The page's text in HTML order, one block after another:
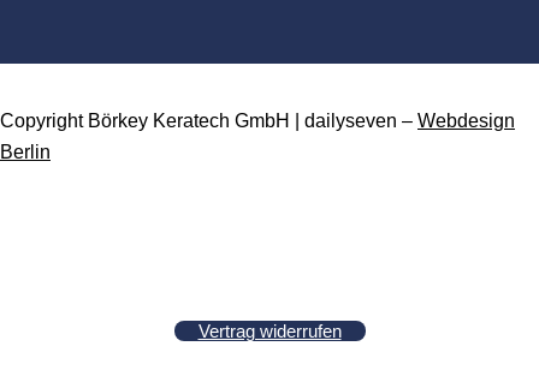
Copyright Börkey Keratech GmbH | dailyseven – Webdesign
Berlin
Vertrag widerrufen